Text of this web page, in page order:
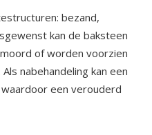
bezand,
kan de baksteen
of worden voorzien
nabehandeling kan een
een verouderd